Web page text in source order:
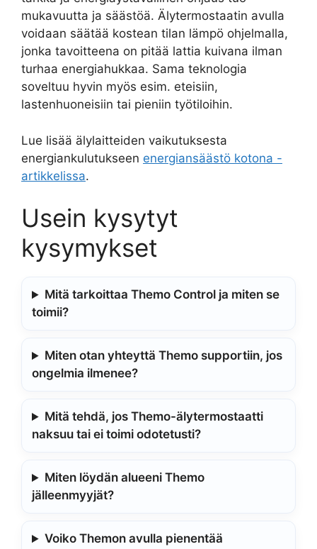
mukavuutta ja säästöä. Älytermostaatin avulla
voidaan säätää kostean tilan lämpö ohjelmalla,
jonka tavoitteena on pitää lattia kuivana ilman
turhaa energiahukkaa. Sama teknologia
soveltuu hyvin myös esim. eteisiin,
lastenhuoneisiin tai pieniin työtiloihin.
Lue lisää älylaitteiden vaikutuksesta
energiankulutukseen energiansäästö kotona -
artikkelissa.
Usein kysytyt
kysymykset
Mitä tarkoittaa Themo Control ja miten se
toimii?
Miten otan yhteyttä Themo supportiin, jos
ongelmia ilmenee?
Mitä tehdä, jos Themo-älytermostaatti
naksuu tai ei toimi odotetusti?
Miten löydän alueeni Themo
jälleenmyyjät?
Voiko Themon avulla pienentää